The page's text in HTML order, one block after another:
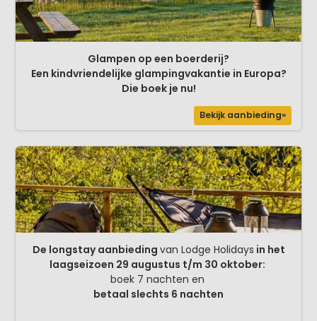
Glampen op een boerderij?
Een kindvriendelijke glampingvakantie in Europa?
Die boek je nu!
Bekijk aanbieding»
De longstay aanbieding van Lodge Holidays in het
laagseizoen 29 augustus t/m 30 oktober:
boek 7 nachten en
betaal slechts 6 nachten